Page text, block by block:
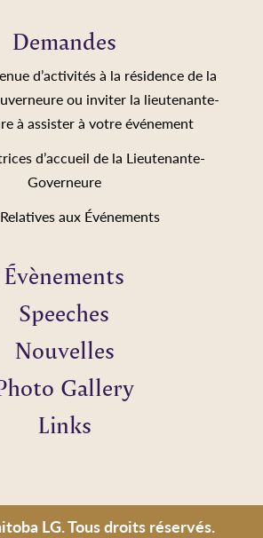
Demandes
d’activités à la résidence de la
ou inviter la lieutenante-
à assister à votre événement
d’accueil de la Lieutenante-
Governeure
aux Événements
Évènements
Speeches
Nouvelles
Gallery
Links
LG. Tous droits réservés.